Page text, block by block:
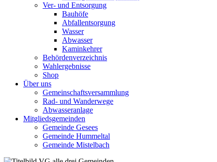
Ver- und Entsorgung
Bauhöfe
Abfallentsorgung
Wasser
Abwasser
Kaminkehrer
Behördenverzeichnis
Wahlergebnisse
Shop
Über uns
Gemeinschaftsversammlung
Rad- und Wanderwege
Abwasseranlage
Mitgliedsgemeinden
Gemeinde Gesees
Gemeinde Hummeltal
Gemeinde Mistelbach